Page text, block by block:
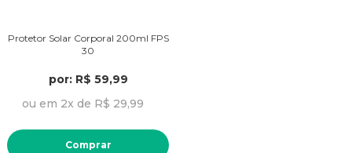
Protetor Solar Corporal 200ml FPS
30
por: R$ 59,99
ou em 2x de R$ 29,99
Comprar